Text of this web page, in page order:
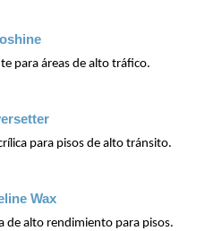
para áreas de alto tráfico.
para pisos de alto tránsito.
Wax
de alto rendimiento para pisos.